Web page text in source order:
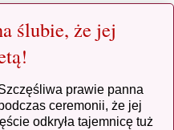
ślubie, że jej
prawie panna
ceremonii, że jej
odkryła tajemnicę tuż